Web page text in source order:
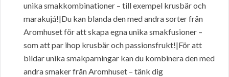
unika smakkombinationer – till exempel krusbär och
marakujá!|Du kan blanda den med andra sorter från
Aromhuset för att skapa egna unika smakfusioner –
som att par ihop krusbär och passionsfrukt!|För att
bildar unika smakparningar kan du kombinera den med
andra smaker från Aromhuset – tänk dig